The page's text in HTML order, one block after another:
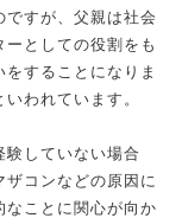
すが、父親は社会
としての役割をも
することになりま
われています。
していない場合
コンなどの原因に
なことに関心が向か